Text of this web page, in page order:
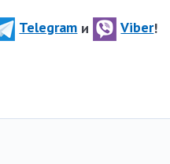
Telegram и Viber!